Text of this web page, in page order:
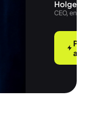
Holger
CEO,